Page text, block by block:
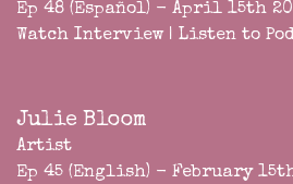
Ep 48 (Español) - April 15th
Watch Interview | Listen to
Julie Bloom
Artist
Ep 45 (English) - February